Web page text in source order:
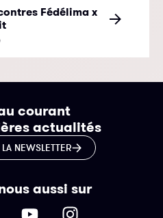
Fédélima x
courant
actualités
NEWSLETTER
aussi sur